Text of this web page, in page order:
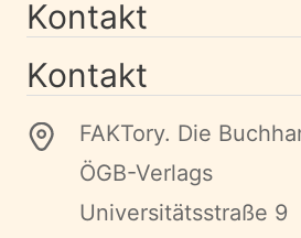
Kontakt
Kontakt
FAKTory. Die
ÖGB-Verlags
Universitätsstraße 9